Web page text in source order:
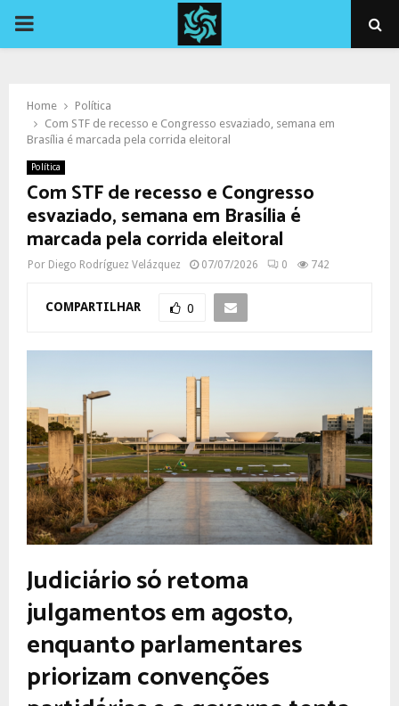
PRIMARY
Home
Política
Com STF de recesso e Congresso esvaziado, semana em
Brasília é marcada pela corrida eleitoral
Política
Com STF de recesso e Congresso
esvaziado, semana em Brasília é
marcada pela corrida eleitoral
Por Diego Rodríguez Velázquez 07/07/2026 0 742
COMPARTILHAR 0
Judiciário só retoma
julgamentos em agosto,
enquanto parlamentares
priorizam convenções